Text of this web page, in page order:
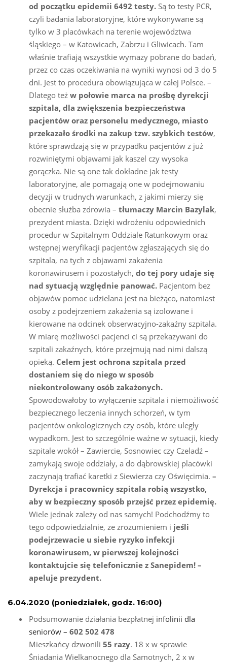
od początku epidemii 6492 testy. Są to testy PCR,
czyli badania laboratoryjne, które wykonywane są
tylko w 3 placówkach na terenie województwa
śląskiego – w Katowicach, Zabrzu i Gliwicach. Tam
właśnie trafiają wszystkie wymazy pobrane do badań,
przez co czas oczekiwania na wyniki wynosi od 3 do 5
dni. Jest to procedura obowiązująca w całej Polsce. –
Dlatego też w połowie marca na prośbę dyrekcji
szpitala, dla zwiększenia bezpieczeństwa
pacjentów oraz personelu medycznego, miasto
przekazało środki na zakup tzw. szybkich testów,
które sprawdzają się w przypadku pacjentów z już
rozwiniętymi objawami jak kaszel czy wysoka
gorączka. Nie są one tak dokładne jak testy
laboratoryjne, ale pomagają one w podejmowaniu
decyzji w trudnych warunkach, z jakimi mierzy się
obecnie służba zdrowia – tłumaczy Marcin Bazylak,
prezydent miasta. Dzięki wdrożeniu odpowiednich
procedur w Szpitalnym Oddziale Ratunkowym oraz
wstępnej weryfikacji pacjentów zgłaszających się do
szpitala, na tych z objawami zakażenia
koronawirusem i pozostałych, do tej pory udaje się
nad sytuacją względnie panować. Pacjentom bez
objawów pomoc udzielana jest na bieżąco, natomiast
osoby z podejrzeniem zakażenia są izolowane i
kierowane na odcinek obserwacyjno-zakaźny szpitala.
W miarę możliwości pacjenci ci są przekazywani do
szpitali zakaźnych, które przejmują nad nimi dalszą
opieką. Celem jest ochrona szpitala przed
dostaniem się do niego w sposób
niekontrolowany osób zakażonych.
Spowodowałoby to wyłączenie szpitala i niemożliwość
bezpiecznego leczenia innych schorzeń, w tym
pacjentów onkologicznych czy osób, które uległy
wypadkom. Jest to szczególnie ważne w sytuacji, kiedy
szpitale wokół – Zawiercie, Sosnowiec czy Czeladź –
zamykają swoje oddziały, a do dąbrowskiej placówki
zaczynają trafiać karetki z Siewierza czy Oświęcimia. –
Dyrekcja i pracownicy szpitala robią wszystko,
aby w bezpieczny sposób przejść przez epidemię.
Wiele jednak zależy od nas samych! Podchodźmy to
tego odpowiedzialnie, ze zrozumieniem i jeśli
podejrzewacie u siebie ryzyko infekcji
koronawirusem, w pierwszej kolejności
kontaktujcie się telefonicznie z Sanepidem! –
apeluje prezydent.
6.04.2020 (poniedziałek, godz. 16:00)
Podsumowanie działania bezpłatnej infolinii dla
seniorów – 602 502 478
Mieszkańcy dzwonili 55 razy. 18 x w sprawie
Śniadania Wielkanocnego dla Samotnych, 2 x w